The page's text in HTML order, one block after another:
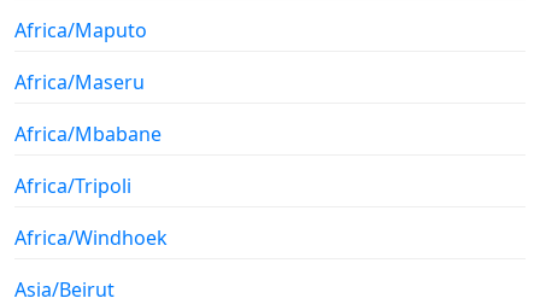
Africa/Maputo
Africa/Maseru
Africa/Mbabane
Africa/Tripoli
Africa/Windhoek
Asia/Beirut